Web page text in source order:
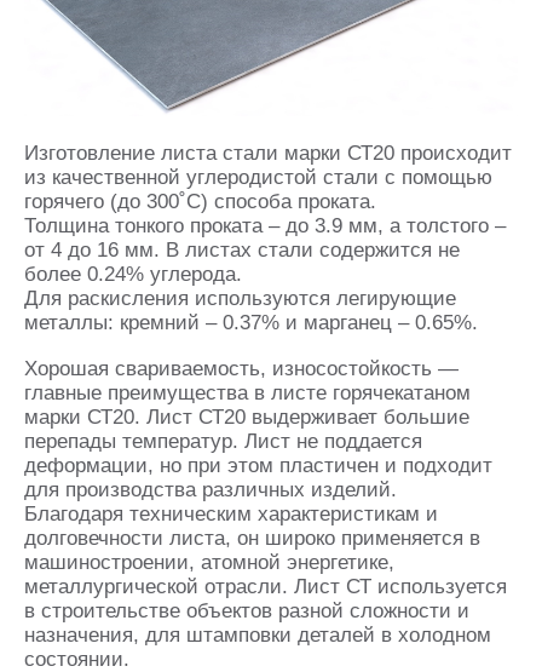
Изготовление листа стали марки СТ20 происходит
из качественной углеродистой стали с помощью
горячего (до 300˚С) способа проката.
Толщина тонкого проката – до 3.9 мм, а толстого –
от 4 до 16 мм. В листах стали содержится не
более 0.24% углерода.
Для раскисления используются легирующие
металлы: кремний – 0.37% и марганец – 0.65%.
Хорошая свариваемость, износостойкость —
главные преимущества в листе горячекатаном
марки СТ20. Лист СТ20 выдерживает большие
перепады температур. Лист не поддается
деформации, но при этом пластичен и подходит
для производства различных изделий.
Благодаря техническим характеристикам и
долговечности листа, он широко применяется в
машиностроении, атомной энергетике,
металлургической отрасли. Лист СТ используется
в строительстве объектов разной сложности и
назначения, для штамповки деталей в холодном
состоянии.